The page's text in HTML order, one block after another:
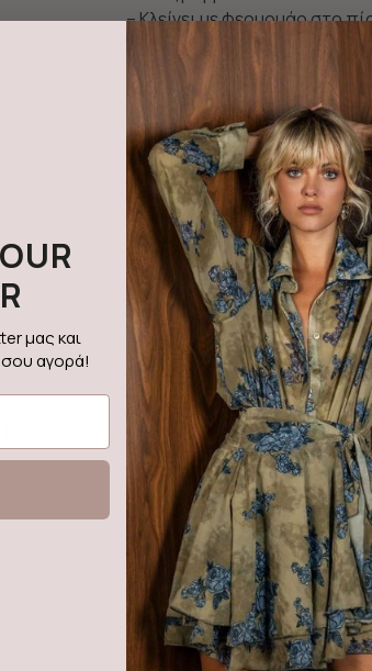
– Κλείνει με φερμουάρ στο
– Σταθερό ύφασμα κρεπ
– Ελληνική κατασκευή
Καφέ
Ποιότητα:21% Rayon 73%
Sale!
μας και
αγορά!